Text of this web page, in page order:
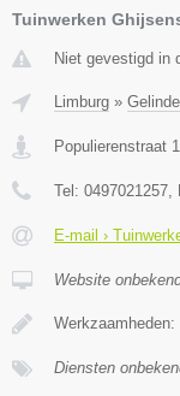
Tuinwerken
Niet gevestigd in
Limburg »
Populierenstraat
Tel: 0497021257
E-mail ›
Website
Werkzaamheden:
Diensten